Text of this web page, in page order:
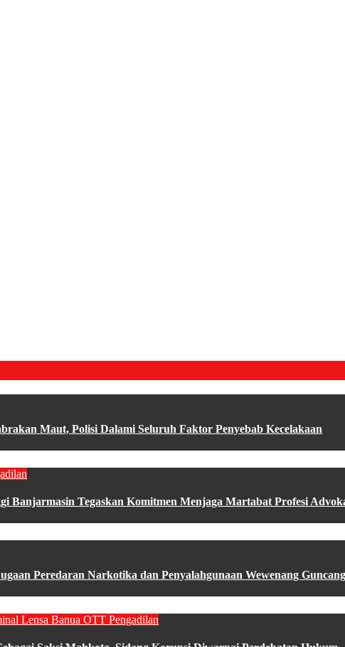
Maut, Polisi Dalami Seluruh Faktor Penyebab Kecelakaan
Tegaskan Komitmen Menjaga Martabat Profesi
Peredaran Narkotika dan Penyalahgunaan Wewenang
Lensa Banua OTT Pengadilan